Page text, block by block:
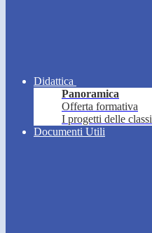
Didattica
Panoramica
Offerta formativa
I progetti delle classi
Documenti Utili